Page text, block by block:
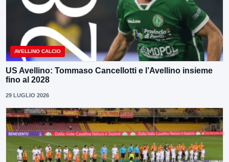
AVELLINO CALCIO
US Avellino: Tommaso Cancellotti e l’Avellino insieme
fino al 2028
29 LUGLIO 2026